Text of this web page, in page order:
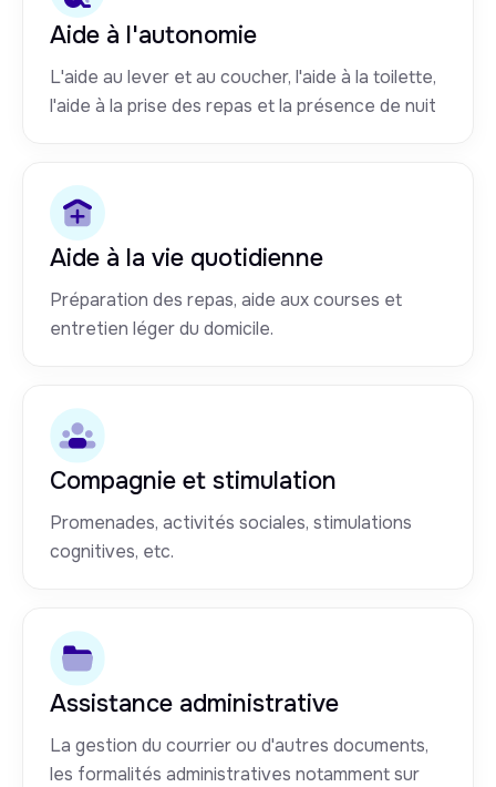
Aide à l'autonomie
L'aide au lever et au coucher, l'aide à la toilette,
l'aide à la prise des repas et la présence de nuit
Aide à la vie quotidienne
Préparation des repas, aide aux courses et
entretien léger du domicile.
Compagnie et stimulation
Promenades, activités sociales, stimulations
cognitives, etc.
Assistance administrative
La gestion du courrier ou d'autres documents,
les formalités administratives notamment sur